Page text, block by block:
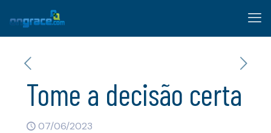
Tome a decisão certa
07/06/2023